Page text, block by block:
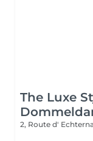
The Luxe
2, Route d'